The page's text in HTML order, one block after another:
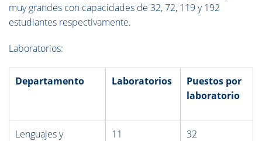
muy grandes con capacidades de 32, 72, 119 y 192
estudiantes respectivamente.
Laboratorios:
Departamento Laboratorios
Puestos por
laboratorio
Lenguajes y
11 32